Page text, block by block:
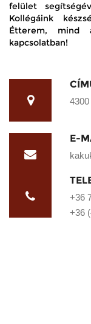
felület
Kollégáink
Étterem, mind
kapcsolatban!
E-
+36
+36